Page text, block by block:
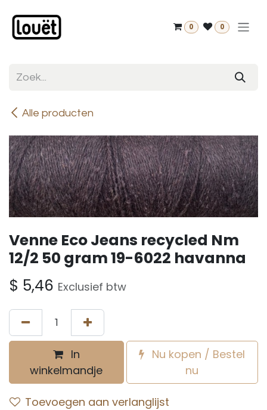
0 0
Alle producten
Venne Eco Jeans recycled Nm
12/2 50 gram 19-6022 havanna
$ 5,46 Exclusief btw
In
winkelmandje
Nu kopen / Bestel
nu
Toevoegen aan verlanglijst